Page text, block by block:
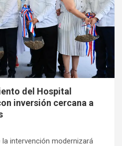
del Hospital
inversión cercana a
intervención modernizará